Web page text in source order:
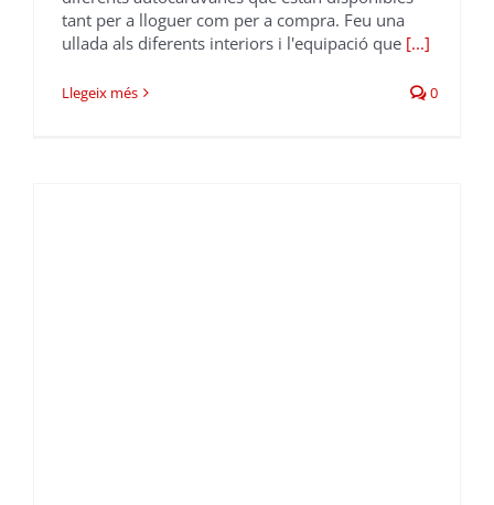
tant per a lloguer com per a compra. Feu una
ullada als diferents interiors i l'equipació que [...]
Llegeix més 0